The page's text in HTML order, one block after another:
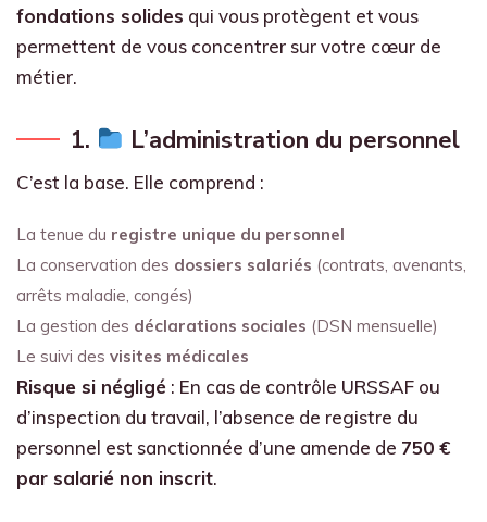
fondations solides qui vous protègent et vous
permettent de vous concentrer sur votre cœur de
métier.
1. L’administration du personnel
C’est la base. Elle comprend :
La tenue du registre unique du personnel
La conservation des dossiers salariés (contrats, avenants,
arrêts maladie, congés)
La gestion des déclarations sociales (DSN mensuelle)
Le suivi des visites médicales
Risque si négligé : En cas de contrôle URSSAF ou
d’inspection du travail, l’absence de registre du
personnel est sanctionnée d’une amende de 750 €
par salarié non inscrit.